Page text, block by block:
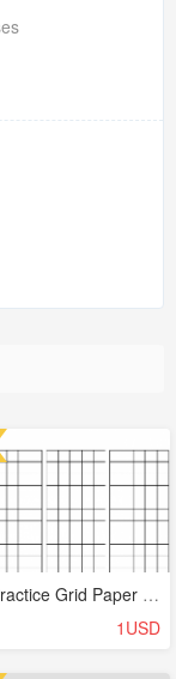
Number Practice Grid Paper 数学方格纸
1USD